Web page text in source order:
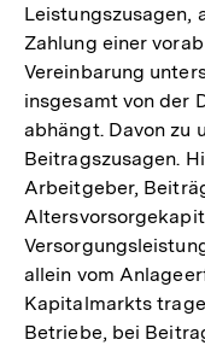
Leistungszusagen,
Zahlung einer
Vereinbarung
insgesamt von der
abhängt. Davon zu
Beitragszusagen.
Arbeitgeber,
allein vom
Kapitalmarkts
Betriebe, bei